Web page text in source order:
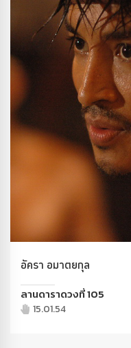
อัครา อมาตยกุล
ลานดาราดวงที่ 105
15.01.54